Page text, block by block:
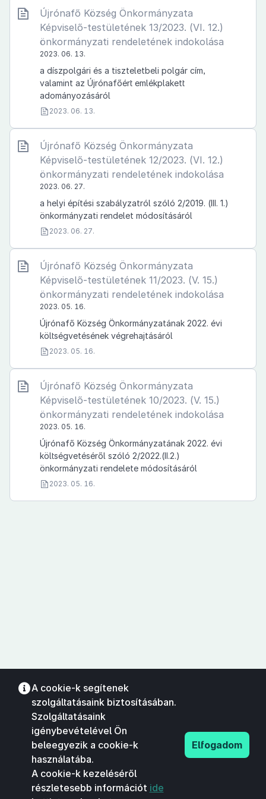
Újrónafő Község Önkormányzata
Képviselő-testületének 13/2023. (VI. 12.)
önkormányzati rendeletének indokolása
2023. 06. 13.
a díszpolgári és a tiszteletbeli polgár cím,
valamint az Újrónafőért emlékplakett
adományozásáról
2023. 06. 13.
Újrónafő Község Önkormányzata
Képviselő-testületének 12/2023. (VI. 12.)
önkormányzati rendeletének indokolása
2023. 06. 27.
a helyi építési szabályzatról szóló 2/2019. (III. 1.)
önkormányzati rendelet módosításáról
2023. 06. 27.
Újrónafő Község Önkormányzata
Képviselő-testületének 11/2023. (V. 15.)
önkormányzati rendeletének indokolása
2023. 05. 16.
Újrónafő Község Önkormányzatának 2022. évi
költségvetésének végrehajtásáról
2023. 05. 16.
Újrónafő Község Önkormányzata
Képviselő-testületének 10/2023. (V. 15.)
önkormányzati rendeletének indokolása
2023. 05. 16.
Újrónafő Község Önkormányzatának 2022. évi
költségvetéséről szóló 2/2022.(II.2.)
önkormányzati rendelete módosításáról
2023. 05. 16.
A cookie-k segítenek
szolgáltatásaink biztosításában.
Szolgáltatásaink
igénybevételével Ön
beleegyezik a cookie-k
használatába.
A cookie-k kezeléséről
részletesebb információt ide
Elfogadom